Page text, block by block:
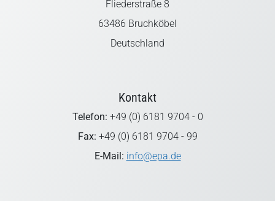
Fliederstraße 8
63486 Bruchköbel
Deutschland
Kontakt
Telefon: +49 (0) 6181 9704 - 0
Fax: +49 (0) 6181 9704 - 99
E-Mail: info@epa.de